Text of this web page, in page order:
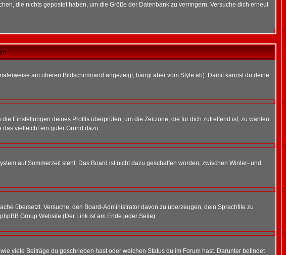
die nichts gepostet haben, um die Größe der Datenbank zu verringern. Versuche dich erneut
am oberen Bildschirmrand angezeigt, hängt aber vom Style ab). Damit kannst du deine
Einstellungen deines Profils überprüfen, um die Zeitzone, die für dich zutreffend ist, zu wählen.
das vielleicht ein guter Grund dazu.
auf Sommerzeit steht. Das Board ist nicht dazu geschaffen worden, zwischen Winter- und
übersetzt. Versuche, den Board-Administrator davon zu überzeugen, dein Sprachfile zu
Group Website (Der Link ist am Ende jeder Seite)
viele Beiträge du geschrieben hast oder welchen Status du im Forum hast. Darunter befindet